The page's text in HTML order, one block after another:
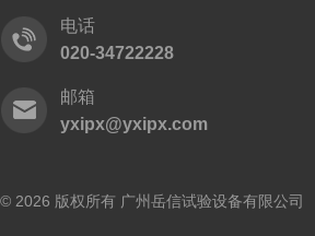
电话
020-34722228
邮箱
yxipx@yxipx.com
© 2026 版权所有 广州岳信试验设备有限公司